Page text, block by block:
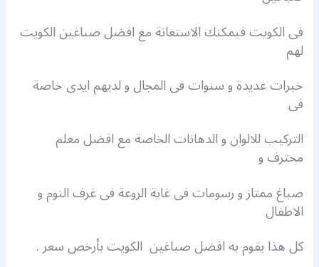
فى الكويت فيمكنك الاستعانة مع افضل صباغين الكويت
لهم
خبرات عديدة و سنوات فى المجال و لديهم ايدى خاصة
فى
التركيب للالوان و الدهانات الخاصة مع افضل معلم
محترف و
صباغ ممتاز و رسومات فى غاية الروعة فى غرف النوم و
الاطفال
كل هذا يقوم به افضل صباغين الكويت بأرخص سعر .